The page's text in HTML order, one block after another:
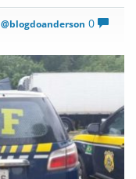
0
@blogdoanderson